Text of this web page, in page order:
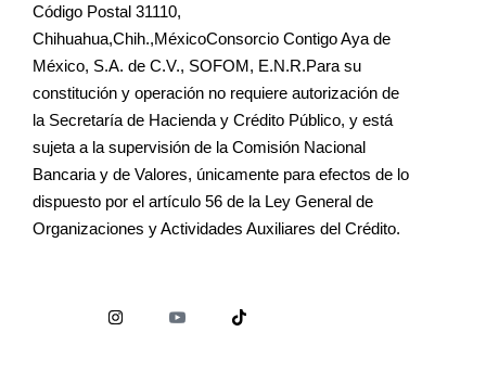
Código Postal 31110,
Chihuahua,Chih.,MéxicoConsorcio Contigo Aya de
México, S.A. de C.V., SOFOM, E.N.R.Para su
constitución y operación no requiere autorización de
la Secretaría de Hacienda y Crédito Público, y está
sujeta a la supervisión de la Comisión Nacional
Bancaria y de Valores, únicamente para efectos de lo
dispuesto por el artículo 56 de la Ley General de
Organizaciones y Actividades Auxiliares del Crédito.